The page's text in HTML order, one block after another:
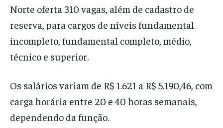
Norte oferta 310 vagas, além de cadastro de
reserva, para cargos de níveis fundamental
incompleto, fundamental completo, médio,
técnico e superior.
Os salários variam de R$ 1.621 a R$ 5.190,46, com
carga horária entre 20 e 40 horas semanais,
dependendo da função.